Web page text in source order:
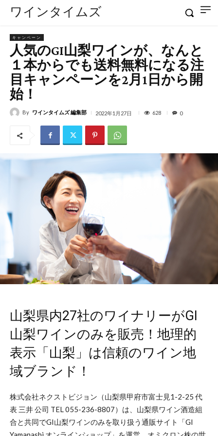
ワインタイムズ
キャンペーン
人気のGI山梨ワインが、なんと
１本からでも送料無料になる注
目キャンペーンを2月1日から開
始！
By ワインタイムズ 編集部 2022年1月27日 628 0
山梨県内27社のワイナリーがGI
山梨ワインのみを販売！地理的
表示「山梨」は信頼のワイン地
域ブランド！
株式会社ネクストビジョン（山梨県甲府市富士見1-2-25 代
表 三井 公司 TEL 055-236-8807）は、山梨県ワイン酒造組
合と共同でGI山梨ワインのみを取り扱う通販サイト「GI